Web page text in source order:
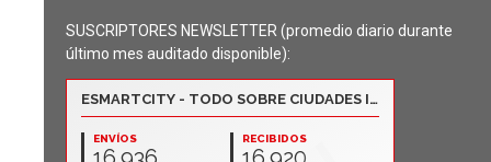
SUSCRIPTORES NEWSLETTER (promedio diario durante
último mes auditado disponible):